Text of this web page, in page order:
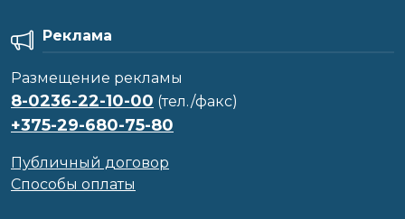
Реклама
Размещение рекламы
8-0236-22-10-00 (тел./факс)
+375-29-680-75-80
Публичный договор
Способы оплаты